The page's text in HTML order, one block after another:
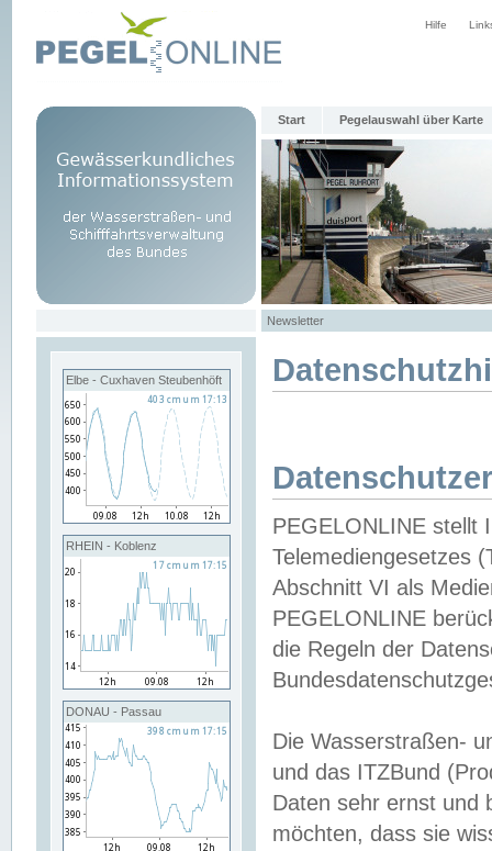
Hilfe
Start Pegelauswahl über Karte
Newsletter
Elbe - Cuxhaven Steubenhöft
RHEIN - Koblenz
DONAU - Passau
PEGELONLINE stellt
Telemediengesetzes
Abschnitt VI als
PEGELONLINE
die Regeln der
Die Wasserstraßen-
und das ITZBund
Daten sehr ernst und
möchten, dass sie